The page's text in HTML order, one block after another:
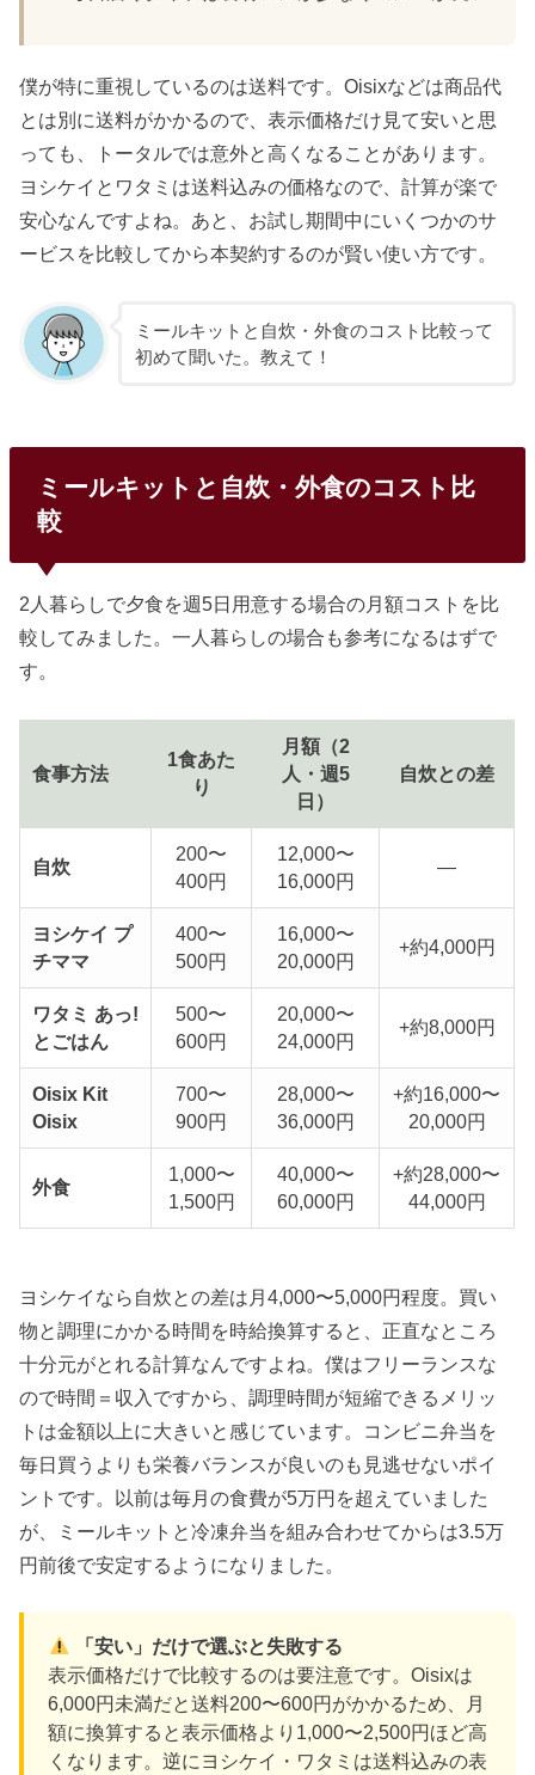
僕が特に重視しているのは送料です。Oisixなどは商品代
とは別に送料がかかるので、表示価格だけ見て安いと思
っても、トータルでは意外と高くなることがあります。
ヨシケイとワタミは送料込みの価格なので、計算が楽で
安心なんですよね。あと、お試し期間中にいくつかのサ
ービスを比較してから本契約するのが賢い使い方です。
ミールキットと自炊・外食のコスト比較って
初めて聞いた。教えて！
ミールキットと自炊・外食のコスト比
較
2人暮らしで夕食を週5日用意する場合の月額コストを比
較してみました。一人暮らしの場合も参考になるはずで
す。
食事方法
1食あた
り
月額（2
人・週5
日）
自炊との差
自炊
200〜
400円
12,000〜
16,000円
—
ヨシケイ プ
チママ
400〜
500円
16,000〜
20,000円
+約4,000円
ワタミ あっ!
とごはん
500〜
600円
20,000〜
24,000円
+約8,000円
Oisix Kit
Oisix
700〜
900円
28,000〜
36,000円
+約16,000〜
20,000円
外食
1,000〜
1,500円
40,000〜
60,000円
+約28,000〜
44,000円
ヨシケイなら自炊との差は月4,000〜5,000円程度。買い
物と調理にかかる時間を時給換算すると、正直なところ
十分元がとれる計算なんですよね。僕はフリーランスな
ので時間＝収入ですから、調理時間が短縮できるメリッ
トは金額以上に大きいと感じています。コンビニ弁当を
毎日買うよりも栄養バランスが良いのも見逃せないポイ
ントです。以前は毎月の食費が5万円を超えていました
が、ミールキットと冷凍弁当を組み合わせてからは3.5万
円前後で安定するようになりました。
「安い」だけで選ぶと失敗する
表示価格だけで比較するのは要注意です。Oisixは
6,000円未満だと送料200〜600円がかかるため、月
額に換算すると表示価格より1,000〜2,500円ほど高
くなります。逆にヨシケイ・ワタミは送料込みの表